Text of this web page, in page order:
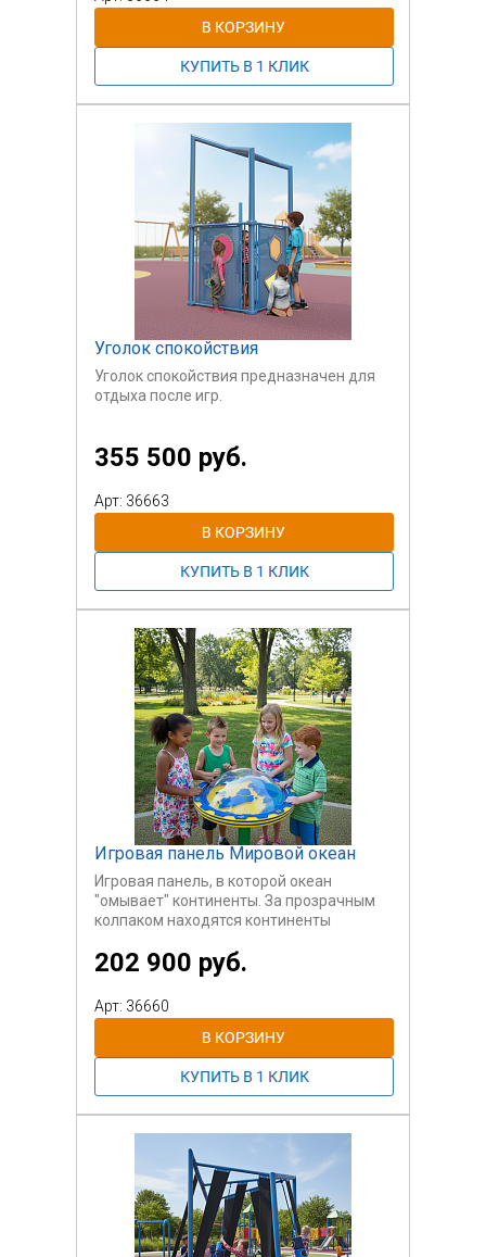
Уголок спокойствия
Уголок спокойствия предназначен для
отдыха после игр.
детей с ОВЗ.
355 500 руб.
Арт: 36663
Игровая панель Мировой океан
Игровая панель, в которой океан
"омывает" континенты. За прозрачным
колпаком находятся континенты
при наклоне панели, омывают
стилизованные под воду шарики.
Возможно, при "осушении" каких-то
участков морского дна ребятам
получится найти затопленные корабли.
202 900 руб.
Арт: 36660